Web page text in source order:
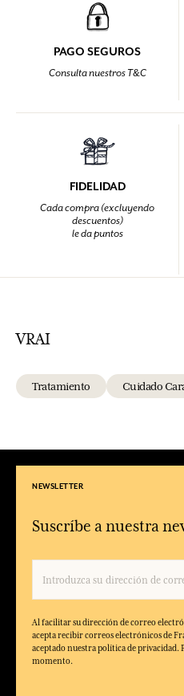
PAGO SEGUROS
Consulta nuestros T&C
FIDELIDAD
Cada compra (excluyendo
descuentos)
le da puntos
VRAI
Tratamiento Cuidado
NEWSLETTER
Suscríbe a nuestra
Al facilitar su dirección de correo
acepta recibir correos electrónicos de
aceptado nuestra política de privacidad.
momento.